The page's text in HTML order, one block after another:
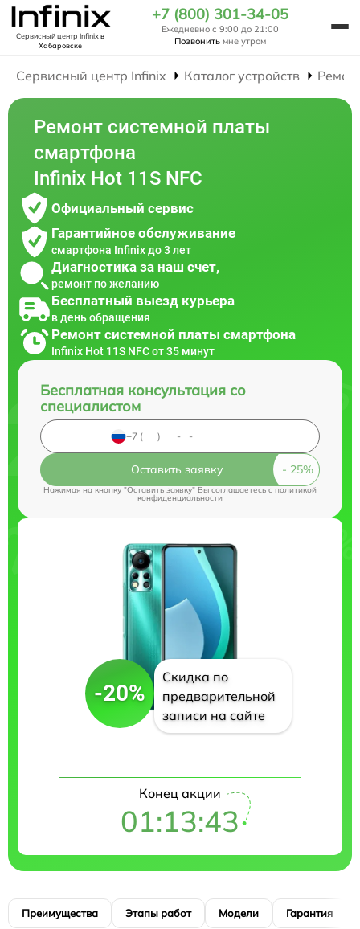
Сервисный центр Infinixв
Хабаровске
+7 (800) 301-34-05
Ежедневно с 9:00 до 21:00
Позвонить мне утром
Сервисный центр Infinix Каталог устройств
Ремонт системной платы
смартфона
Infinix Hot 11S NFC
Официальный сервис
Гарантийное обслуживание
смартфона Infinix до 3 лет
Диагностика за наш счет,
ремонт по желанию
Бесплатный выезд курьера
в день обращения
Ремонт системной платы смартфона
Infinix Hot 11S NFC от 35 минут
Бесплатная консультация со
специалистом
Оставить заявку
Нажимая на кнопку "Оставить заявку" Вы соглашаетесь cполитикой
конфиденциальности
-20%
Скидка по
предварительной
записи на сайте
Конец акции
01:13:42
Преимущества Этапы работ Модели Гарантия